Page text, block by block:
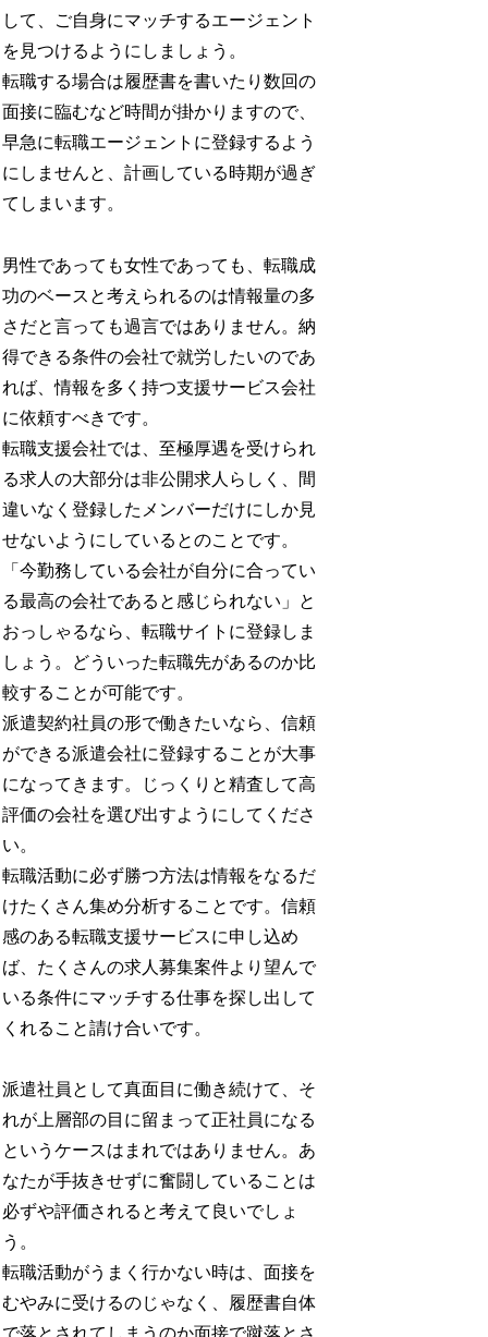
して、ご自身にマッチするエージェント
を見つけるようにしましょう。
転職する場合は履歴書を書いたり数回の
面接に臨むなど時間が掛かりますので、
早急に転職エージェントに登録するよう
にしませんと、計画している時期が過ぎ
てしまいます。
男性であっても女性であっても、転職成
功のベースと考えられるのは情報量の多
さだと言っても過言ではありません。納
得できる条件の会社で就労したいのであ
れば、情報を多く持つ支援サービス会社
に依頼すべきです。
転職支援会社では、至極厚遇を受けられ
る求人の大部分は非公開求人らしく、間
違いなく登録したメンバーだけにしか見
せないようにしているとのことです。
「今勤務している会社が自分に合ってい
る最高の会社であると感じられない」と
おっしゃるなら、転職サイトに登録しま
しょう。どういった転職先があるのか比
較することが可能です。
派遣契約社員の形で働きたいなら、信頼
ができる派遣会社に登録することが大事
になってきます。じっくりと精査して高
評価の会社を選び出すようにしてくださ
い。
転職活動に必ず勝つ方法は情報をなるだ
けたくさん集め分析することです。信頼
感のある転職支援サービスに申し込め
ば、たくさんの求人募集案件より望んで
いる条件にマッチする仕事を探し出して
くれること請け合いです。
派遣社員として真面目に働き続けて、そ
れが上層部の目に留まって正社員になる
というケースはまれではありません。あ
なたが手抜きせずに奮闘していることは
必ずや評価されると考えて良いでしょ
う。
転職活動がうまく行かない時は、面接を
むやみに受けるのじゃなく、履歴書自体